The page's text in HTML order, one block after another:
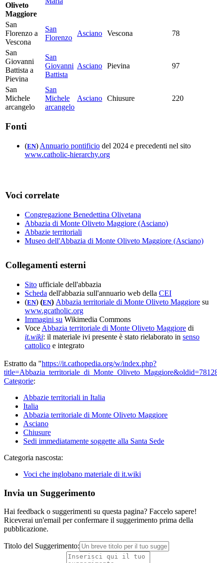
Oliveto
Maggiore
San
Florenzo a
Vescona
San
Florenzo
Asciano Vescona 78
San
Giovanni
Battista a
Pievina
San
Giovanni
Battista
Asciano Pievina 97
San
Michele
arcangelo
San
Michele
arcangelo
Asciano Chiusure 220
Fonti
(EN) Annuario pontificio del 2024 e precedenti nel sito
www.catholic-hierarchy.org
Voci correlate
Congregazione Benedettina Olivetana
Abbazia di Monte Oliveto Maggiore (Asciano)
Abbazie territoriali
Museo dell'Abbazia di Monte Oliveto Maggiore (Asciano)
Collegamenti esterni
Sito ufficiale dell'abbazia
Scheda dell'abbazia sull'annuario web della CEI
(EN) (EN) Abbazia territoriale di Monte Oliveto Maggiore su
www.gcatholic.org
Immagini su Wikimedia Commons
Voce Abbazia territoriale di Monte Oliveto Maggiore di
it.wiki: il materiale ivi presente è stato rielaborato in senso
cattolico e integrato
Estratto da "https://it.cathopedia.org/w/index.php?
Categorie:
Abbazie territoriali in Italia
Italia
Abbazia territoriale di Monte Oliveto Maggiore
Asciano
Chiusure
Sedi immediatamente soggette alla Santa Sede
Categoria nascosta:
Voci che inglobano materiale di it.wiki
Invia un Suggerimento
Hai feedback o suggerimenti su questa pagina? Faccelo sapere!
Riceverai un'email per confermare il suggerimento prima della
pubblicazione.
Titolo del Suggerimento: